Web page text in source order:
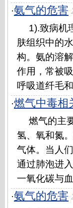
·氨气的危害
1).致病机
肤组织中的
构。氨的溶
作用，常被
呼吸道纤毛
·燃气中毒相
燃气的主
氢、氧和氮
气体。当人
通过肺泡进
一氧化碳与
·氨气的危害